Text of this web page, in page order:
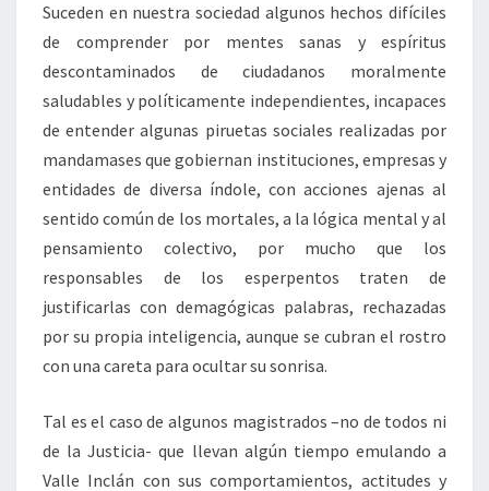
Suceden en nuestra sociedad algunos hechos difíciles
de comprender por mentes sanas y espíritus
descontaminados de ciudadanos moralmente
saludables y políticamente independientes, incapaces
de entender algunas piruetas sociales realizadas por
mandamases que gobiernan instituciones, empresas y
entidades de diversa índole, con acciones ajenas al
sentido común de los mortales, a la lógica mental y al
pensamiento colectivo, por mucho que los
responsables de los esperpentos traten de
justificarlas con demagógicas palabras, rechazadas
por su propia inteligencia, aunque se cubran el rostro
con una careta para ocultar su sonrisa.
Tal es el caso de algunos magistrados –no de todos ni
de la Justicia- que llevan algún tiempo emulando a
Valle Inclán con sus comportamientos, actitudes y